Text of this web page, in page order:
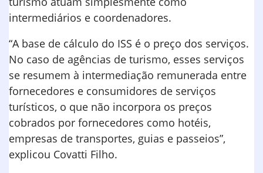
intermediários e coordenadores.
“A base de cálculo do ISS é o preço dos serviços.
No caso de agências de turismo, esses serviços
se resumem à intermediação remunerada entre
fornecedores e consumidores de serviços
turísticos, o que não incorpora os preços
cobrados por fornecedores como hotéis,
empresas de transportes, guias e passeios”,
explicou Covatti Filho.